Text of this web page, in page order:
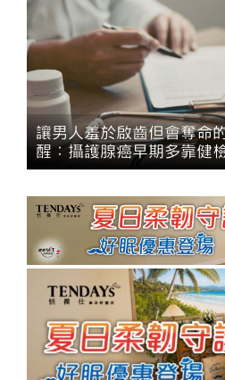
讓男人羞於啟齒但會奪命
醒：攝護腺癌早期多靠健